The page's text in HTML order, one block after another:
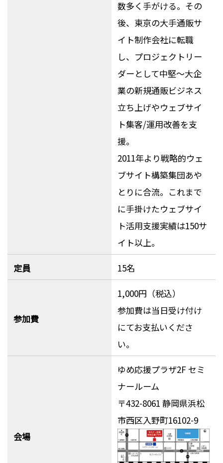
数多く手がける。その
後、東京の大手通販サ
イト制作会社に転職
し、プロジェクトリー
ダーとして中堅～大企
業の新規通販ビジネス
立ち上げやウェブサイ
ト集客/運用改善を支
援。
2011年より戦略的ウェ
ブサイト構築集団あや
とりに合流。これまで
に手掛けたウェブサイ
ト活用支援実績は150サ
イト以上。
定員 15名
参加費
1,000円（税込）
参加費は当日受け付け
にてお支払いくださ
い。
会場
ゆめ応援プラザ2F セミ
ナールーム
〒432-8061 静岡県浜松
市西区入野町16102-9